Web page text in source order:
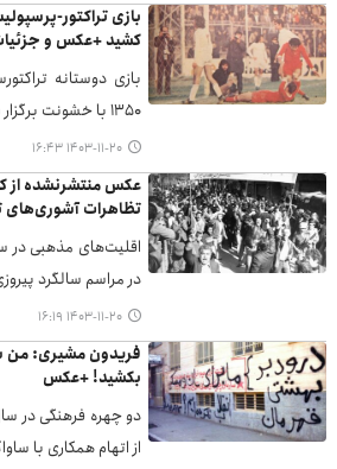
بازی تراکتور-
کشید +عکس و
بازی دوستانه
۱۳۵۰ با خشونت برگزار شد.
۱۴۰۳-۱۱-۲۰ ۱۶:۴۳
عکس منتشرنشده از
تظاهرات آشوری‌های
در مراسم سالگرد
۱۴۰۳-۱۱-۲۰ ۱۶:۱۹
فریدون مشیری: من
بکشید! +عکس
از اتهام همکاری با